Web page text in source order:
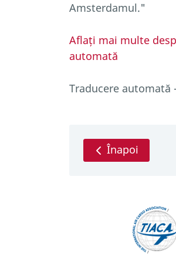
Amsterdamul."
Aflați mai multe
automată
Traducere automată
Înapoi